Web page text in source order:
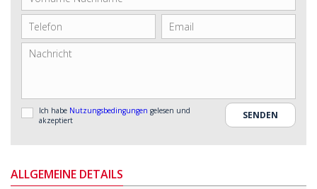
Ich habe Nutzungsbedingungen gelesen und
akzeptiert
ALLGEMEINE DETAILS